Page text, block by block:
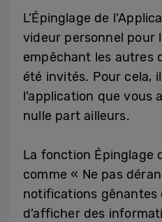
L’Épinglage de
videur personnel pour
empêchant les autres
été invités. Pour cela,
l’application que vous
nulle part ailleurs.
La fonction Épinglage
comme « Ne pas
notifications gênantes
d’afficher des